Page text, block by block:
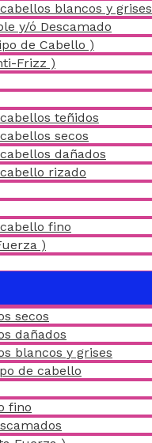
blancos y grises
y/ó Descamado
de Cabello )
Frizz )
teñidos
secos
dañados
rizado
fino
)
secos
dañados
blancos y grises
de cabello
fino